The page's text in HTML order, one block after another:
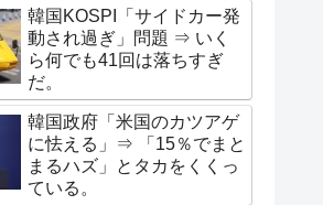
韓国KOSPI「サイドカー発
動され過ぎ」問題 ⇒ いく
ら何でも41回は落ちすぎ
だ。
韓国政府「米国のカツアゲ
に怯える」⇒ 「15％でまと
まるハズ」とタカをくくっ
ている。